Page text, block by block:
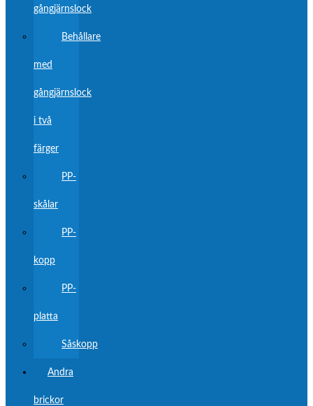
gångjärnslock
Behållare
med
gångjärnslock
i två
färger
PP-
skålar
PP-
kopp
PP-
platta
Såskopp
Andra
brickor